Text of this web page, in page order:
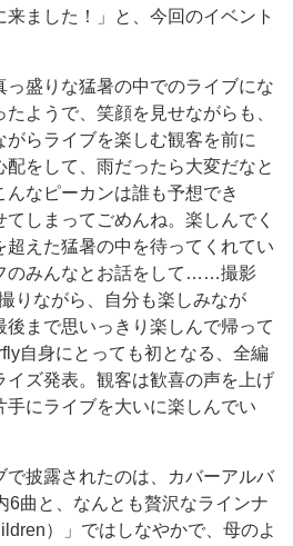
ました！」と、今回のイベント
盛りな猛暑の中でのライブにな
ようで、笑顔を見せながらも、
らライブを楽しむ観客を前に
をして、雨だったら大変だなと
なピーカンは誰も予想でき
しまってごめんね。楽しんでく
えた猛暑の中を待ってくれてい
のみんなとお話をして……撮影
りながら、自分も楽しみなが
後まで思いっきり楽しんで帰って
自身にとっても初となる、全編
イズ発表。観客は歓喜の声を上げ
にライブを大いに楽しんでい
披露されたのは、カバーアルバ
6曲と、なんとも贅沢なラインナ
）」ではしなやかで、母のよ